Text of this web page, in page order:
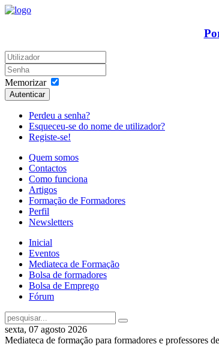
Memorizar
Autenticar
Perdeu a senha?
Esqueceu-se do nome de utilizador?
Registe-se!
Quem somos
Contactos
Como funciona
Artigos
Formação de Formadores
Perfil
Newsletters
Inicial
Eventos
Mediateca de Formação
Bolsa de formadores
Bolsa de Emprego
Fórum
sexta, 07 agosto 2026
Mediateca de formação para formadores e professores